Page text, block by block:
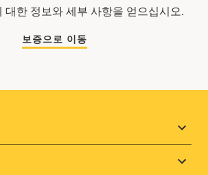
대한 정보와 세부 사항을 얻으십시오.
보증으로 이동